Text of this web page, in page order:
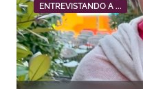
ENTREVISTANDO A ...